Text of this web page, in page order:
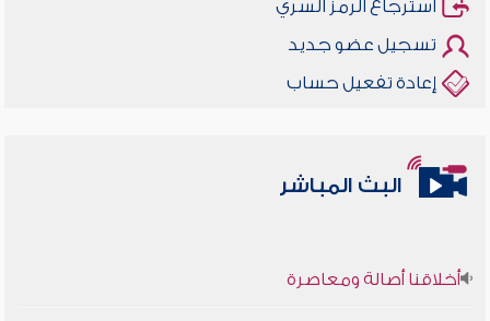
استرجاع الرمز السري
تسجيل عضو جديد
إعادة تفعيل حساب
البث المباشر
أخلاقنا أصالة ومعاصرة